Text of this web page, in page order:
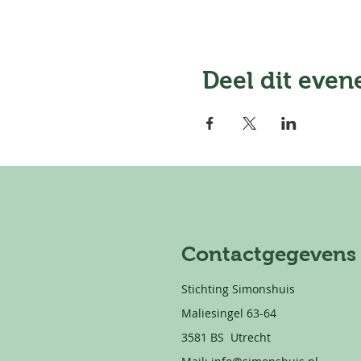
Deel dit
Contactgegevens
Stichting Simonshuis
Maliesingel 63-64
3581 BS Utrecht